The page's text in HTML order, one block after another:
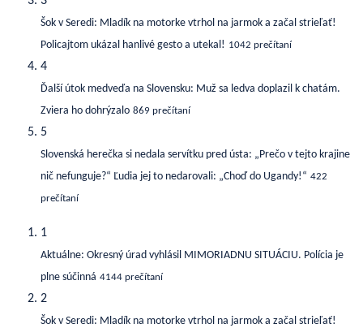
Šok v Seredi: Mladík na motorke vtrhol na jarmok a začal strieľať!
Policajtom ukázal hanlivé gesto a utekal! 1042 prečítaní
4
Ďalší útok medveďa na Slovensku: Muž sa ledva doplazil k chatám.
Zviera ho dohrýzalo 869 prečítaní
5
Slovenská herečka si nedala servítku pred ústa: „Prečo v tejto krajine
nič nefunguje?“ Ľudia jej to nedarovali: „Choď do Ugandy!“ 422
prečítaní
1
Aktuálne: Okresný úrad vyhlásil MIMORIADNU SITUÁCIU. Polícia je
plne súčinná 4144 prečítaní
2
Šok v Seredi: Mladík na motorke vtrhol na jarmok a začal strieľať!